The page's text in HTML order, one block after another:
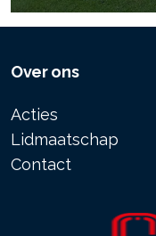
Over ons
Acties
Lidmaatschap
Contact